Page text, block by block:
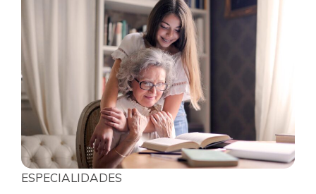
ESPECIALIDADES